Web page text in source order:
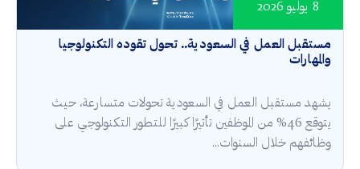
مستقبل العمل في السعودية.. تحول تقوده التكنولوجيا
والمهارات
8 يوليو 2026
يشهد مستقبل العمل في السعودية تحولات متسارعة، حيث
يتوقع 46% من الموظفين تأثيرًا كبيرًا للتطور التكنولوجي على
وظائفهم خلال السنوات...